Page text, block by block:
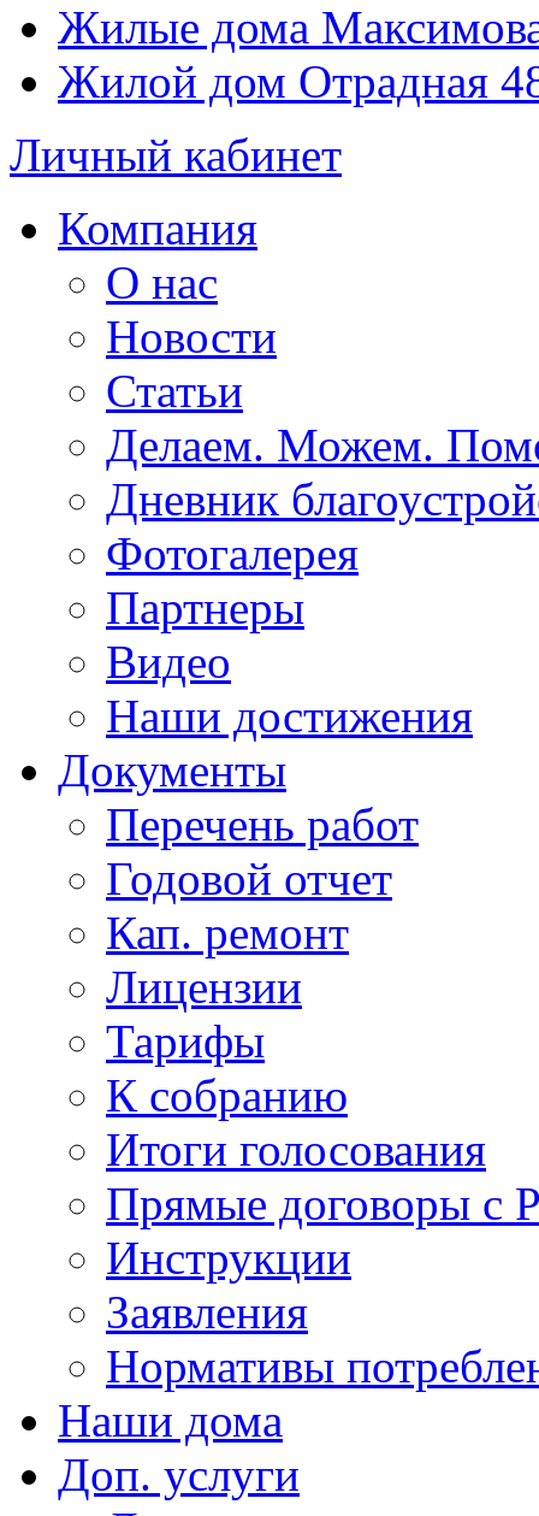
Жилые дома
Жилой дом Отрадная
Личный кабинет
Компания
О нас
Новости
Статьи
Делаем. Можем.
Дневник
Фотогалерея
Партнеры
Видео
Наши достижения
Документы
Перечень работ
Годовой отчет
Кап. ремонт
Лицензии
Тарифы
К собранию
Итоги голосования
Прямые договоры с
Инструкции
Заявления
Нормативы
Наши дома
Доп. услуги